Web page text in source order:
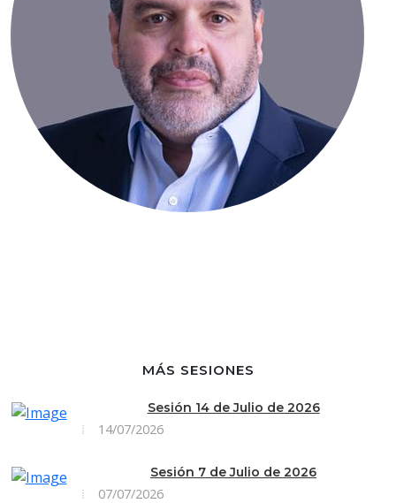
MÁS SESIONES
Sesión 14 de Julio de 2026
14/07/2026
Sesión 7 de Julio de 2026
07/07/2026